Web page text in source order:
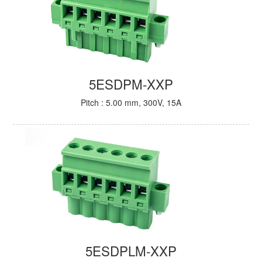
5ESDPM-XXP
Pitch : 5.00 mm, 300V, 15A
5ESDPLM-XXP